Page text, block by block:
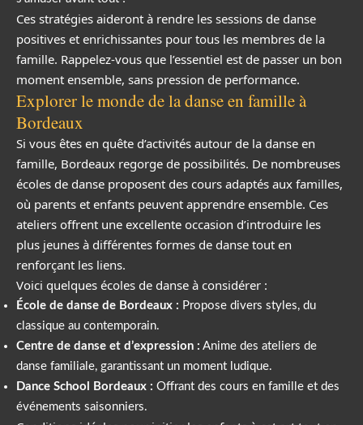
Ces stratégies aideront à rendre les sessions de danse
positives et enrichissantes pour tous les membres de la
famille. Rappelez-vous que l’essentiel est de passer un bon
moment ensemble, sans pression de performance.
Explorer le monde de la danse en famille à
Bordeaux
Si vous êtes en quête d’activités autour de la danse en
famille, Bordeaux regorge de possibilités. De nombreuses
écoles de danse proposent des cours adaptés aux familles,
où parents et enfants peuvent apprendre ensemble. Ces
ateliers offrent une excellente occasion d’introduire les
plus jeunes à différentes formes de danse tout en
renforçant les liens.
Voici quelques écoles de danse à considérer :
École de danse de Bordeaux : Propose divers styles, du
classique au contemporain.
Centre de danse et d’expression : Anime des ateliers de
danse familiale, garantissant un moment ludique.
Dance School Bordeaux : Offrant des cours en famille et des
événements saisonniers.